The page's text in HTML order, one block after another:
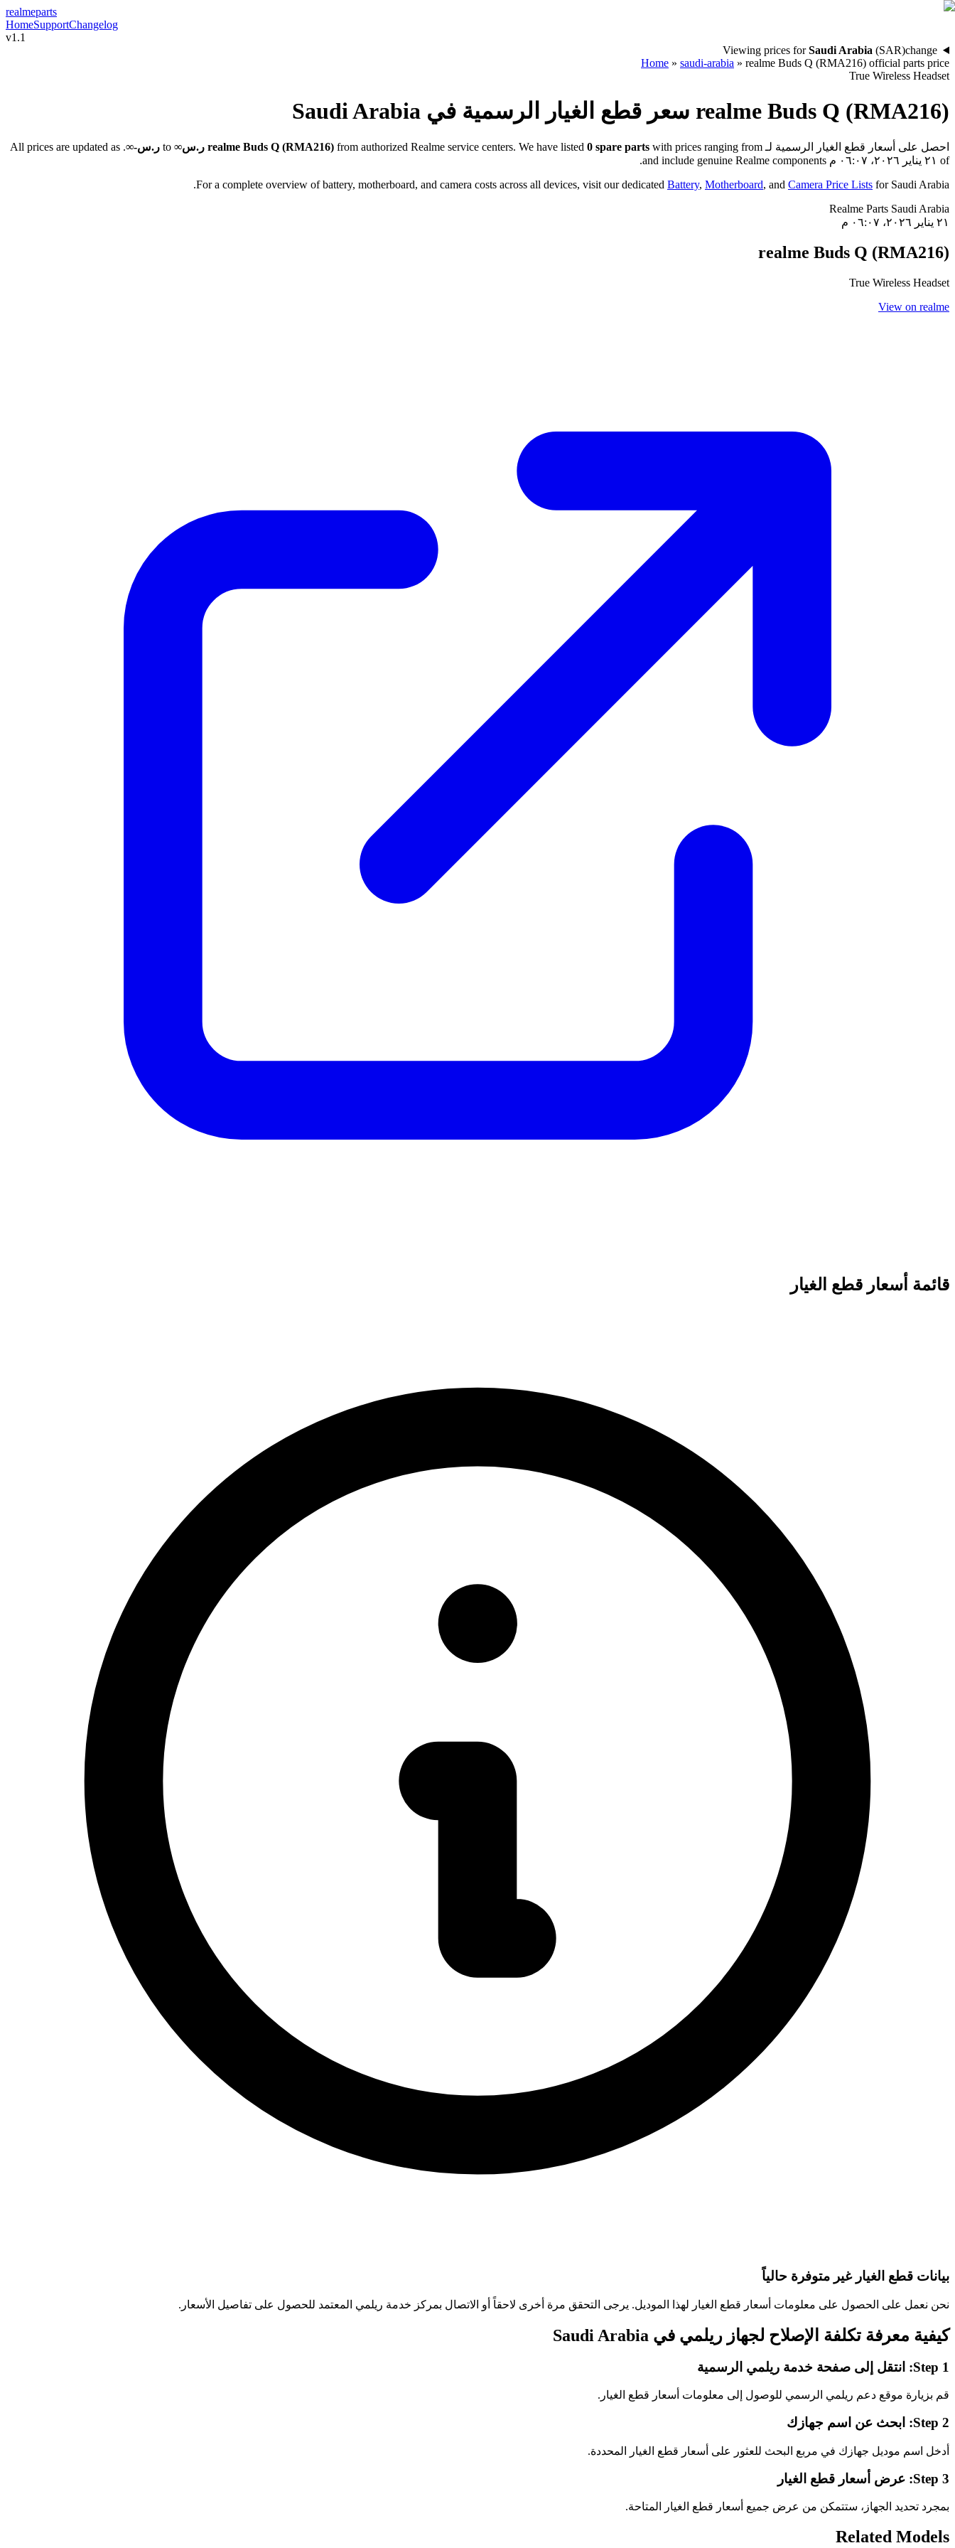
realmeparts
HomeSupportChangelog
v1.1
Viewing prices for Saudi Arabia (SAR)change
Home » saudi-arabia » realme Buds Q (RMA216) official parts price
True Wireless Headset
realme Buds Q (RMA216) سعر قطع الغيار الرسمية في Saudi Arabia
احصل على أسعار قطع الغيار الرسمية لـ realme Buds Q (RMA216) from authorized Realme service centers. We have listed 0 spare parts with prices ranging from ر.س∞ ر.س؜-∞ . All prices are updated as
of ٢١ يناير ٢٠٢٦، ٠٦:٠٧ م
For a complete overview of battery, motherboard, and camera costs across all devices, visit our dedicated Battery, Motherboard, and Camera Price Lists for Saudi Arabia
.
Realme Parts Saudi Arabia
٢١ يناير ٢٠٢٦، ٠٦:٠٧ م
realme Buds Q (RMA216)
True Wireless Headset
View on realme
قائمة أسعار قطع الغيار
بيانات قطع الغيار غير متوفرة حالياً
نحن نعمل على الحصول على معلومات أسعار قطع الغيار لهذا الموديل. يرجى التحقق مرة أخرى لاحقاً أو الاتصال بمركز خدمة ريلمي المعتمد للحصول على تفاصيل الأسعار.
كيفية معرفة تكلفة الإصلاح لجهاز ريلمي في Saudi Arabia
Step 1: انتقل إلى صفحة خدمة ريلمي الرسمية
قم بزيارة موقع دعم ريلمي الرسمي للوصول إلى معلومات أسعار قطع الغيار.
Step 2: ابحث عن اسم جهازك
أدخل اسم موديل جهازك في مربع البحث للعثور على أسعار قطع الغيار المحددة.
Step 3: عرض أسعار قطع الغيار
بمجرد تحديد الجهاز، ستتمكن من عرض جميع أسعار قطع الغيار المتاحة.
Related Models